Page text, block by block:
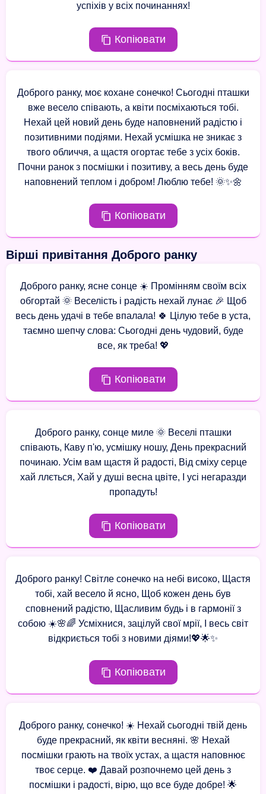
успіхів у всіх починаннях!
Копіювати
Доброго ранку, моє кохане сонечко! Сьогодні пташки
вже весело співають, а квіти посміхаються тобі.
Нехай цей новий день буде наповнений радістю і
позитивними подіями. Нехай усмішка не зникає з
твого обличчя, а щастя огортає тебе з усіх боків.
Почни ранок з посмішки і позитиву, а весь день буде
наповнений теплом і добром! Люблю тебе! 🌞✨🌼
Копіювати
Вірші привітання Доброго ранку
Доброго ранку, ясне сонце ☀️ Промінням своїм всіх
обгортай 🌞 Веселість і радість нехай лунає 🎉 Щоб
весь день удачі в тебе впалала! 🍀 Цілую тебе в уста,
таємно шепчу слова: Сьогодні день чудовий, буде
все, як треба! 💖
Копіювати
Доброго ранку, сонце миле 🌞 Веселі пташки
співають, Каву п'ю, усмішку ношу, День прекрасний
починаю. Усім вам щастя й радості, Від сміху серце
хай ллється, Хай у душі весна цвіте, І усі негаразди
пропадуть!
Копіювати
Доброго ранку! Світле сонечко на небі високо, Щастя
тобі, хай весело й ясно, Щоб кожен день був
сповнений радістю, Щасливим будь і в гармонії з
собою ☀️🌸🌈 Усміхнися, зацілуй свої мрії, І весь світ
відкриється тобі з новими діями!💖🌟✨
Копіювати
Доброго ранку, сонечко! ☀️ Нехай сьогодні твій день
буде прекрасний, як квіти весняні. 🌸 Нехай
посмішки грають на твоїх устах, а щастя наповнює
твоє серце. ❤️ Давай розпочнемо цей день з
посмішки і радості, вірю, що все буде добре! 🌟